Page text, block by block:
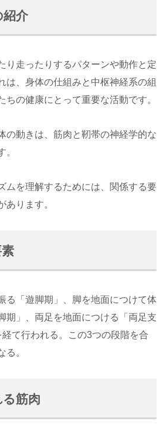
紹介
り走ったりするパターンや動作と定
は、身体の仕組みと中枢神経系の組
ちの健康にとって重要な活動です。
の動きは、筋肉と靭帯の神経学的な
。
ムを理解するためには、関係する要
あります。
る「遊脚期」、脚を地面につけて体
期」、両足を地面につける「両足支
て行われる。この3つの段階を合
る。
筋肉